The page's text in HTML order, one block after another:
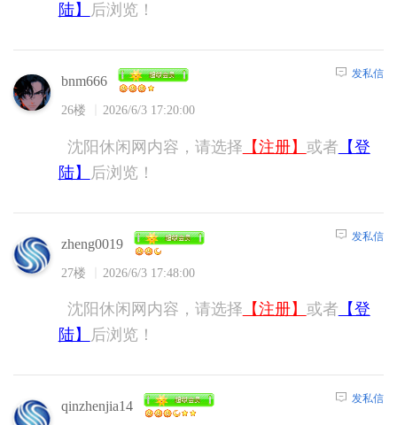
陆】
后浏览！
bnm666
26楼 2026/6/3 17:20:00
发私信
沈阳休闲网内容，请选择 【注册】 或者 【登
陆】
后浏览！
zheng0019
27楼 2026/6/3 17:48:00
发私信
沈阳休闲网内容，请选择 【注册】 或者 【登
陆】
后浏览！
qinzhenjia14 发私信